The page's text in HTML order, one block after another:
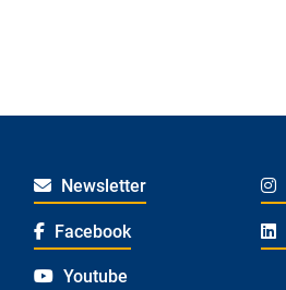
Newsletter
Facebook
Youtube